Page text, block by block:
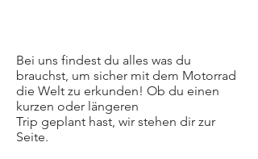
Bei uns findest du alles was du
brauchst, um sicher mit dem Motorrad
die Welt zu erkunden! Ob du einen
kurzen oder längeren
Trip geplant hast, wir stehen dir zur
Seite.